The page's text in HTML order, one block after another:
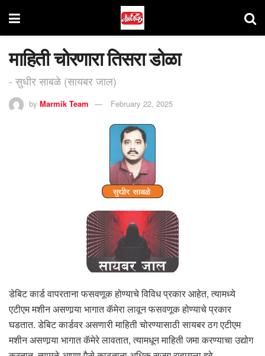
माहिती चोरणारा तिसरा डोळा
- सुधीर साबळे (सायबर जाल)
by Marmik Team February 22, 2025
डेबिट कार्ड वापरताना फसवणूक होण्याचे विविध प्रकार आहेत, त्यामध्ये
एटीएम मशीन असणार्‍या भागात कॅमेरा लावून फसवणूक होण्याचे प्रकार
घडतात. डेबिट कार्डवर असणारी माहिती चोरण्यासाठी सायबर ठग एटीएम
मशीन असणार्‍या भागात कॅमेरे लावतात, त्यामधून माहिती जमा करण्याचा उद्योग